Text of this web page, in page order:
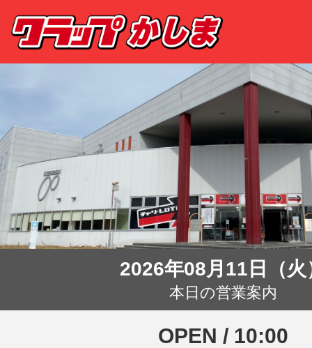
2026年08月11日（火
本日の営業案内
OPEN / 10:00